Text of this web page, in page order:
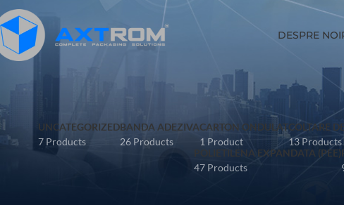
DESPRE NOI
UNCATEGORIZED
7 Products
BANDA ADEZIVA
26 Products
CARTON ONDULAT
1 Product
COLTARE
13 Products
POLIETILENA EXPANDATA (PEE)
47 Products